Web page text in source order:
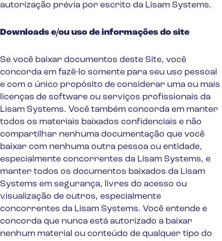
autorização prévia por escrito da Lisam Systems.
Downloads e/ou uso de informações do site
Se você baixar documentos deste Site, você
concorda em fazê-lo somente para seu uso pessoal
e com o único propósito de considerar uma ou mais
licenças de software ou serviços profissionais da
Lisam Systems. Você também concorda em manter
todos os materiais baixados confidenciais e não
compartilhar nenhuma documentação que você
baixar com nenhuma outra pessoa ou entidade,
especialmente concorrentes da Lisam Systems, e
manter todos os documentos baixados da Lisam
Systems em segurança, livres do acesso ou
visualização de outros, especialmente
concorrentes da Lisam Systems. Você entende e
concorda que nunca está autorizado a baixar
nenhum material ou conteúdo de qualquer tipo do